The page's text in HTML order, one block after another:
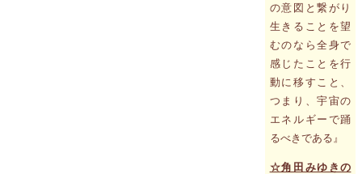
の意図と繋がり
生きることを望
むのなら全身で
感じたことを行
動に移すこと、
つまり、宇宙の
エネルギーで踊
るべきである』
☆角田みゆきの